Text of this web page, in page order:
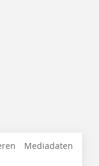
Mediadaten